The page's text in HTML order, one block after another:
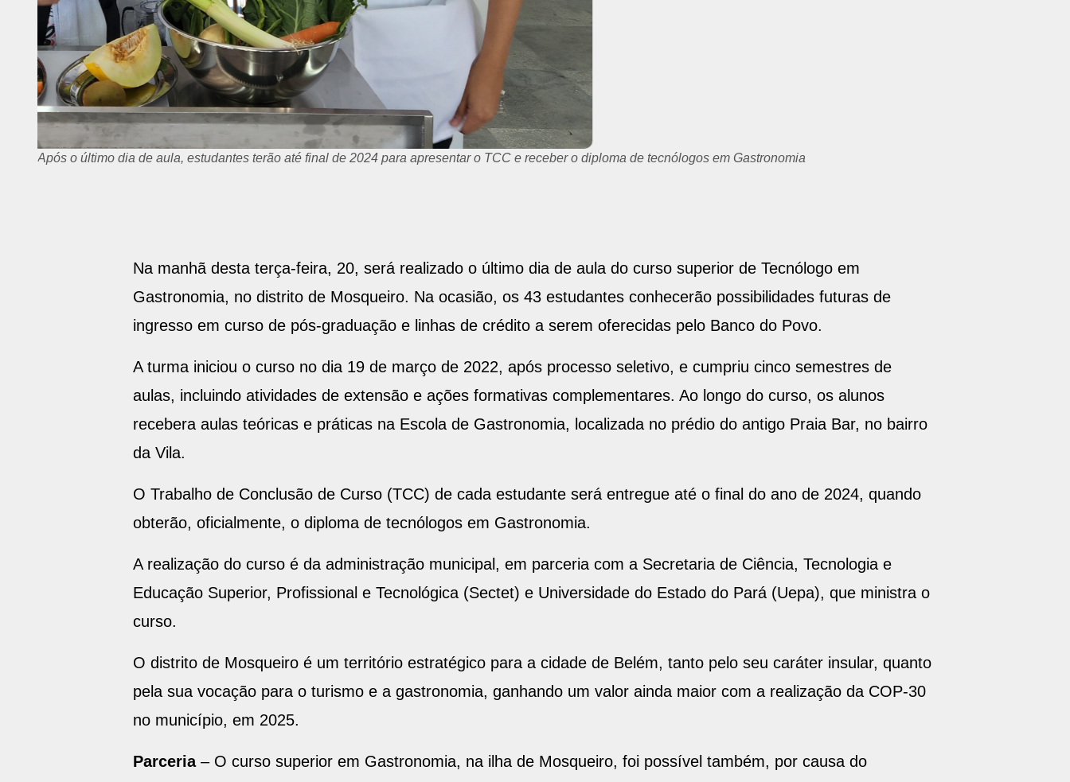
Após o último dia de aula, estudantes terão até final de 2024 para apresentar o TCC e receber o diploma de tecnólogos em Gastronomia
Na manhã desta terça-feira, 20, será realizado o último dia de aula do curso superior de Tecnólogo em
Gastronomia, no distrito de Mosqueiro. Na ocasião, os 43 estudantes conhecerão possibilidades futuras de
ingresso em curso de pós-graduação e linhas de crédito a serem oferecidas pelo Banco do Povo.
A turma iniciou o curso no dia 19 de março de 2022, após processo seletivo, e cumpriu cinco semestres de
aulas, incluindo atividades de extensão e ações formativas complementares. Ao longo do curso, os alunos
recebera aulas teóricas e práticas na Escola de Gastronomia, localizada no prédio do antigo Praia Bar, no bairro
da Vila.
O Trabalho de Conclusão de Curso (TCC) de cada estudante será entregue até o final do ano de 2024, quando
obterão, oficialmente, o diploma de tecnólogos em Gastronomia.
A realização do curso é da administração municipal, em parceria com a Secretaria de Ciência, Tecnologia e
Educação Superior, Profissional e Tecnológica (Sectet) e Universidade do Estado do Pará (Uepa), que ministra o
curso.
O distrito de Mosqueiro é um território estratégico para a cidade de Belém, tanto pelo seu caráter insular, quanto
pela sua vocação para o turismo e a gastronomia, ganhando um valor ainda maior com a realização da COP-30
no município, em 2025.
Parceria– O curso superior em Gastronomia, na ilha de Mosqueiro, foi possível também, por causa do